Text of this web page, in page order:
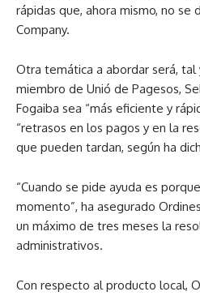
rápidas que, ahora mismo, no se
Company.
Otra temática a abordar será,
miembro de Unió de Pagesos,
Fogaiba sea “más eficiente y
“retrasos en los pagos y en la
que pueden tardan, según ha
“Cuando se pide ayuda es
momento”, ha asegurado
un máximo de tres meses la
administrativos.
Con respecto al producto local,